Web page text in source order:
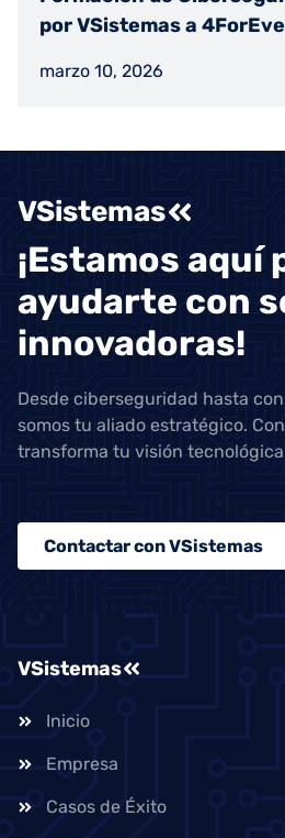
por VSistemas a
marzo 10, 2026
VSistemas
¡Estamos aquí
ayudarte con
innovadoras!
Desde ciberseguridad hasta
somos tu aliado estratégico.
transforma tu visión
Contactar con VSistemas
VSistemas
Inicio
Empresa
Casos de Éxito